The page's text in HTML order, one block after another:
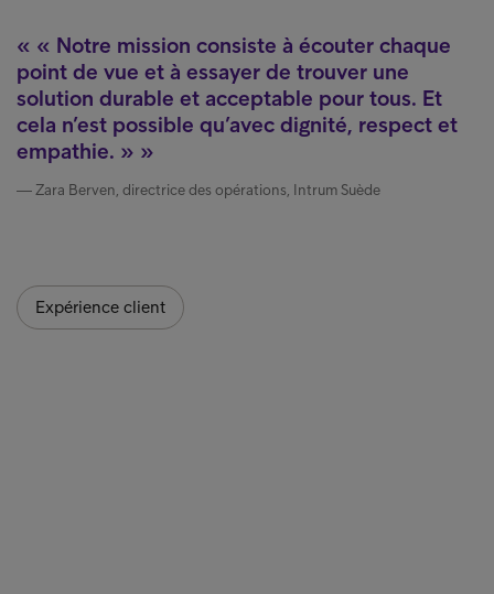
« Notre mission consiste à écouter chaque
point de vue et à essayer de trouver une
solution durable et acceptable pour tous. Et
cela n’est possible qu’avec dignité, respect et
empathie. »
Zara Berven, directrice des opérations, Intrum Suède
Expérience client